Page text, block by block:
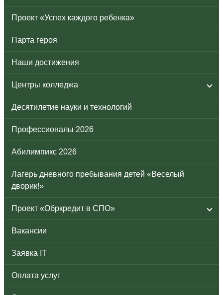
Проект «Успех каждого ребенка»
Парта героя
Наши достижения
Центры колледжа
Десятилетие науки и технологий
Профессионалы 2026
Абилимпикс 2026
Лагерь дневного пребывания детей «Веселый
дворик!»
Проект «Обркредит в СПО»
Вакансии
Заявка IT
Оплата услуг